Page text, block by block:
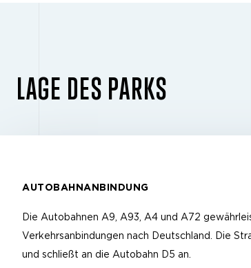
LAGE DES PARKS
AUTOBAHNANBINDUNG
Die Autobahnen A9, A93, A4 und A72
Verkehrsanbindungen nach Deutschland. Die
und schließt an die Autobahn D5 an.